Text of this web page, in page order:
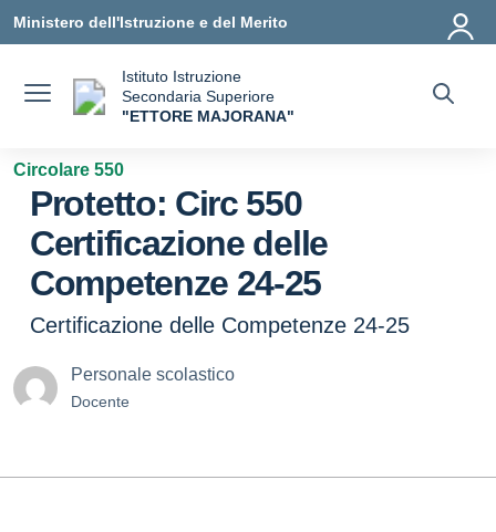
Ministero dell'Istruzione e del Merito
Istituto Istruzione
Secondaria Superiore
"ETTORE MAJORANA"
Circolare 550
Protetto: Circ 550
Certificazione delle
Competenze 24-25
Certificazione delle Competenze 24-25
Personale scolastico
Docente